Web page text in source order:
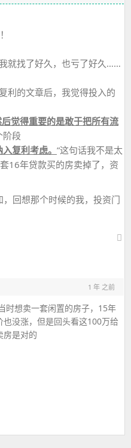
就找了好久，也亏了好久……
利的文章后，我觉得投入的
觉得重要的是敢于把所有流
阶段
复利考虑。 ”这句话我不是太
16年贷款买的房卖掉了，资
回想那个时候的我，投资门
1 年 之前
时想卖一套闲置的房子，15年
没涨，但是回头看这100万给
房是对的